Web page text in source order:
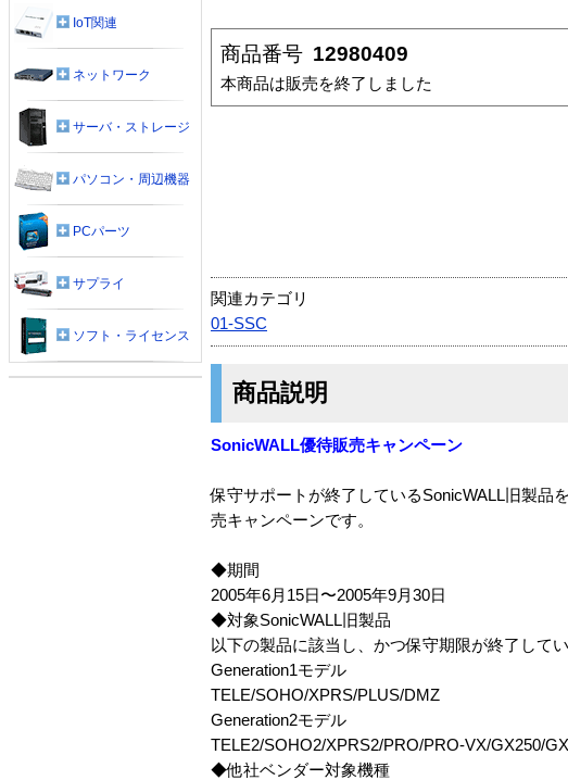
商品番号 12980409
本商品は販売を終了しました
関連カテゴリ
01-SSC
商品説明
SonicWALL優待販売キャンペーン
保守サポートが終了しているSonicWALL旧製品
売キャンペーンです。
◆期間
2005年6月15日〜2005年9月30日
◆対象SonicWALL旧製品
以下の製品に該当し、かつ保守期限が終了して
Generation1モデル
TELE/SOHO/XPRS/PLUS/DMZ
Generation2モデル
TELE2/SOHO2/XPRS2/PRO/PRO-VX/GX250/
◆他社ベンダー対象機種
IoT関連
ネットワーク
サーバ・ストレージ
パソコン・周辺機器
PCパーツ
サプライ
ソフト・ライセンス